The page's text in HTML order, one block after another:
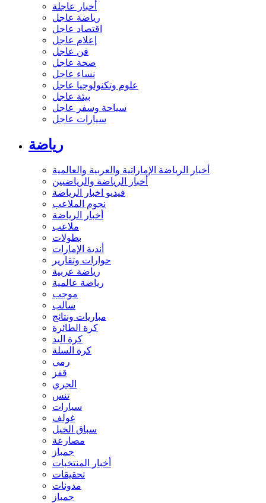
أخبار عاجلة
رياضة عاجل
اقتصاد عاجل
إعلام عاجل
فن عاجل
صحة عاجل
نساء عاجل
علوم وتكنولوجيا عاجل
بيئة عاجل
سياحة وسفر عاجل
سيارات عاجل
رياضة
أخبار الرياضة الإماراتية والعربية والعالمية
أخبار الرياضة والرياضيين
فيديو اخبار الرياضة
نجوم الملاعب
أخبار الرياضة
ملاعب
بطولات
أندية الإمارات
حوارات وتقارير
رياضة عربية
رياضة عالمية
موجب
سالب
مباريات ونتائج
كرة الطائرة
كرة اليد
كرة السلة
رمي
قفز
الجري
تنس
سيارات
غولف
سباق الخيل
مصارعة
جمباز
أخبار المنتخبات
تحقيقات
مدونات
جمباز